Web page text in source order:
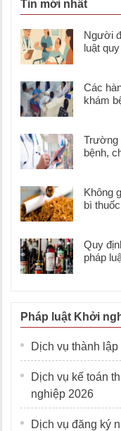
Tin mới nhất
Người
luật
Các
khám
Trường
bệnh,
Không
bì
Quy
pháp
Pháp luật Khởi
Dịch vụ thành
Dịch vụ kế toán
nghiệp 2026
Dịch vụ đăng ký